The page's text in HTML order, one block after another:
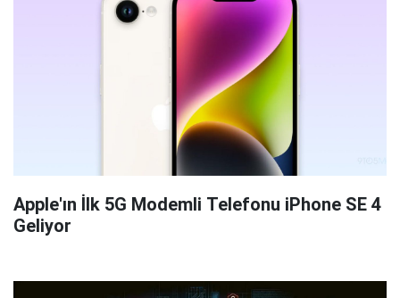
Apple'ın İlk 5G Modemli Telefonu iPhone SE 4
Geliyor